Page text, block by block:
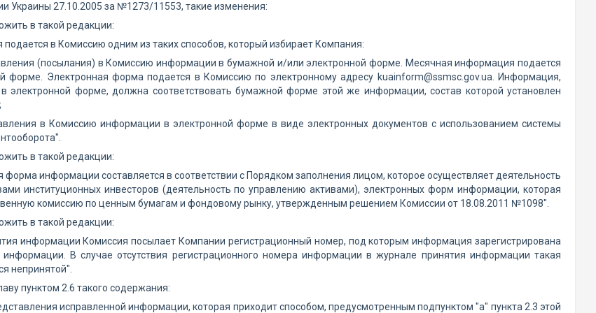
Украины 27.10.2005 за №1273/11553, такие изменения:
в такой редакции:
в Комиссию одним из таких способов, который избирает Компания:
(посылания) в Комиссию информации в бумажной и/или электронной форме. Месячная информация подается
форме. Электронная форма подается в Комиссию по электронному адресу kuainform@ssmsc.gov.ua. Информация,
электронной форме, должна соответствовать бумажной форме этой же информации, состав которой установлен
в Комиссию информации в электронной форме в виде электронных документов с использованием системы
в такой редакции:
форма информации составляется в соответствии с Порядком заполнения лицом, которое осуществляет деятельность
институционных инвесторов (деятельность по управлению активами), электронных форм информации, которая
комиссию по ценным бумагам и фондовому рынку, утвержденным решением Комиссии от 18.08.2011 №1098".
в такой редакции:
информации Комиссия посылает Компании регистрационный номер, под которым информация зарегистрирована
В случае отсутствия регистрационного номера информации в журнале принятия информации такая
непринятой".
пунктом 2.6 такого содержания:
исправленной информации, которая приходит способом, предусмотренным подпунктом "а" пункта 2.3 этой